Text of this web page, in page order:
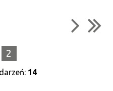
2
14